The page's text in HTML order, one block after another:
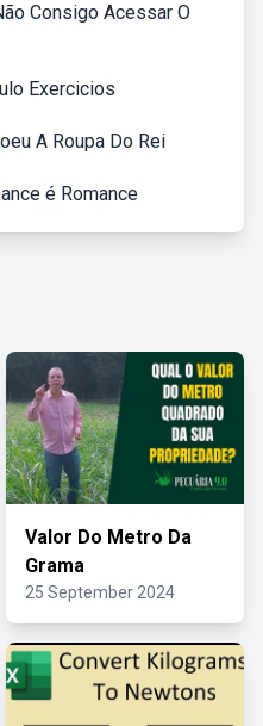
Consigo Acessar O
Exercicios
A Roupa Do Rei
é Romance
Valor Do Metro Da
Grama
25 September 2024